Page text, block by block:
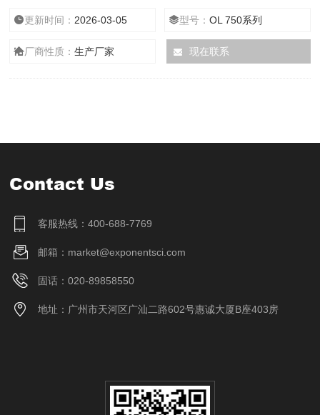
更新时间： 2026-03-05 型号：OL 750系列
厂商性质：生产厂家 现在联系
Contact Us
客服热线：400-688-7769
邮箱：market@exponentsci.com
固话：020-89858550
地址：广州市天河区广汕二路602号惠诚大厦B座403房